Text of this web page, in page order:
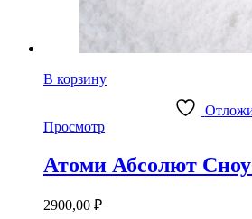
В корзину
Просмотр
Атоми Абсолют
2900,00 ₽